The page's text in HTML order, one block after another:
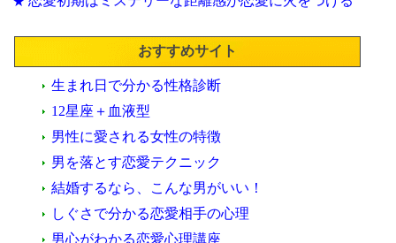
おすすめサイト
生まれ日で分かる性格診断
12星座＋血液型
男性に愛される女性の特徴
男を落とす恋愛テクニック
結婚するなら、こんな男がいい！
しぐさで分かる恋愛相手の心理
男心がわかる恋愛心理講座